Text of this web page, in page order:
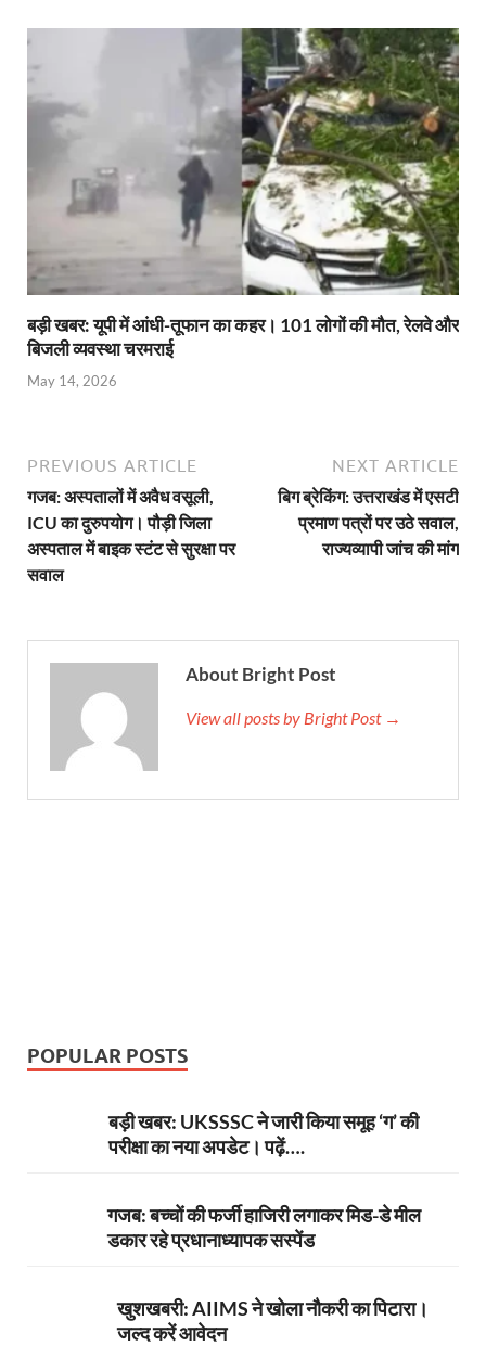
बड़ी खबर: यूपी में आंधी-तूफान का कहर। 101 लोगों की मौत, रेलवे और
बिजली व्यवस्था चरमराई
May 14, 2026
PREVIOUS ARTICLE
गजब: अस्पतालों में अवैध वसूली,
ICU का दुरुपयोग। पौड़ी जिला
अस्पताल में बाइक स्टंट से सुरक्षा पर
सवाल
NEXT ARTICLE
बिग ब्रेकिंग: उत्तराखंड में एसटी
प्रमाण पत्रों पर उठे सवाल,
राज्यव्यापी जांच की मांग
About Bright Post
View all posts by Bright Post →
POPULAR POSTS
बड़ी खबर: UKSSSC ने जारी किया समूह ‘ग’ की
परीक्षा का नया अपडेट। पढ़ें….
गजब: बच्चों की फर्जी हाजिरी लगाकर मिड-डे मील
डकार रहे प्रधानाध्यापक सस्पेंड
खुशखबरी: AIIMS ने खोला नौकरी का पिटारा।
जल्द करें आवेदन